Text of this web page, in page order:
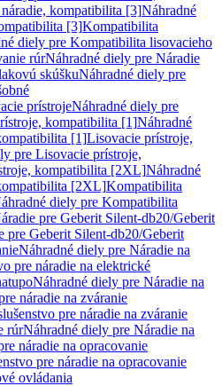
kompatibilita [3]Náhradné
[3]Kompatibilita
diely pre Kompatibilita lisovacieho
rúrNáhradné diely pre Náradie
skúškuNáhradné diely pre
prístrojeNáhradné diely pre
kompatibilita [1]Náhradné
[1]Lisovacie prístroje,
pre Lisovacie prístroje,
kompatibilita [2XL]Náhradné
[2XL]Kompatibilita
diely pre Kompatibilita
pre Geberit Silent-db20/Geberit
pre Geberit Silent-db20/Geberit
Náhradné diely pre Náradie na
pre náradie na elektrické
Náhradné diely pre Náradie na
náradie na zváranie
pre náradie na zváranie
rúrNáhradné diely pre Náradie na
náradie na opracovanie
pre náradie na opracovanie
ovládania